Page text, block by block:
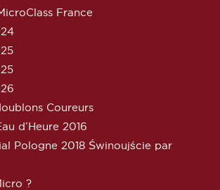
France
Coureurs
d’Heure 2016
Pologne 2018 Świnoujście par
?